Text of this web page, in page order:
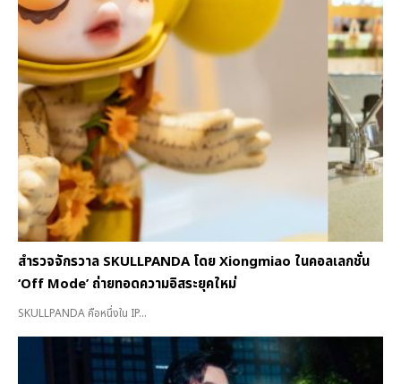
สำรวจจักรวาล SKULLPANDA โดย Xiongmiao ในคอลเลกชั่น
‘Off Mode’ ถ่ายทอดความอิสระยุคใหม่
SKULLPANDA คือหนึ่งใน IP...